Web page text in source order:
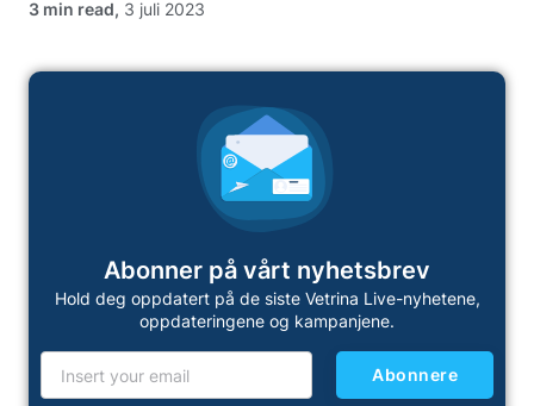
, 3 juli 2023
Abonner på vårt nyhetsbrev
Hold deg oppdatert på de siste Vetrina Live-nyhetene,
oppdateringene og kampanjene.
Abonnere